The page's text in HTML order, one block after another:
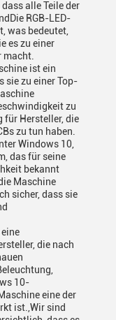
alle Teile der
RGB-LED-
was bedeutet,
es zu einer
ist ein
sie zu einer Top-
zu
für Hersteller, die
zu tun haben.
Windows 10,
das für seine
bekannt
Maschine
sicher, dass sie
die nach
10-
eine der
ist.,Wir sind